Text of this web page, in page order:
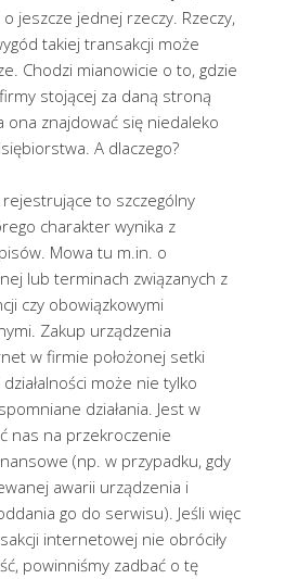
jeszcze jednej rzeczy. Rzeczy,
takiej transakcji może
Chodzi mianowicie o to, gdzie
stojącej za daną stroną
znajdować się niedaleko
A dlaczego?
to szczególny
charakter wynika z
Mowa tu m.in. o
lub terminach związanych z
czy obowiązkowymi
Zakup urządzenia
w firmie położonej setki
może nie tylko
działania. Jest w
nas na przekroczenie
(np. w przypadku, gdy
awarii urządzenia i
go do serwisu). Jeśli więc
internetowej nie obróciły
powinniśmy zadbać o tę